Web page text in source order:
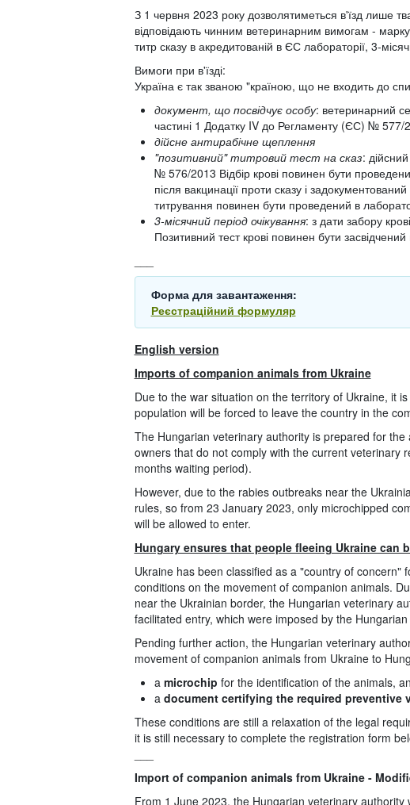
З 1 червня 2023 року дозволятиметься в'їзд лише
відповідають чинним ветеринарним вимогам -
титр сказу в акредитованій в ЄС лабораторії, 3-
Вимоги при в'їзді:
Україна є так званою "країною, що не входить до
документ, що посвідчує особу: ветеринарний
частині 1 Додатку IV до Регламенту (ЄС) № 577/
дійсне антирабічне щеплення
"позитивний" титровий тест на сказ:
№ 576/2013 Відбір крові повинен бути
після вакцинації проти сказу і
титрування повинен бути проведений в
3-місячний період очікування: з дати забору
Позитивний тест крові повинен бути
Форма для завантаження:
Реєстраційний формуляр
English version
Imports of companion animals from Ukraine
Due to the war situation on the territory of Ukraine, it
population will be forced to leave the country in the
The Hungarian veterinary authority is prepared for
owners that do not comply with the current veterinary
months waiting period).
However, due to the rabies outbreaks near the
rules, so from 23 January 2023, only microchipped
will be allowed to enter.
Hungary ensures that people fleeing Ukraine can
Ukraine has been classified as a "country of concern"
conditions on the movement of companion animals.
near the Ukrainian border, the Hungarian veterinary
facilitated entry, which were imposed by the
Pending further action, the Hungarian veterinary
movement of companion animals from Ukraine to
a microchip for the identification of the animals,
a document certifying the required preventive
These conditions are still a relaxation of the legal
it is still necessary to complete the registration form
Import of companion animals from Ukraine -
From 1 June 2023, the Hungarian veterinary